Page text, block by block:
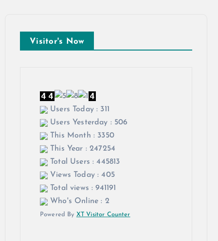
Visitor's Now
Users Today : 311
Users Yesterday : 506
This Month : 3350
This Year : 247254
Total Users : 445813
Views Today : 405
Total views : 941191
Who's Online : 2
Powered By XT Visitor Counter